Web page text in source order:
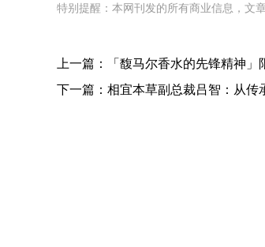
特别提醒：本网刊发的所有商业信息，文
上一篇：
「馥马尔香水的先锋精神
下一篇： 相宜本草副总裁吕智：从传